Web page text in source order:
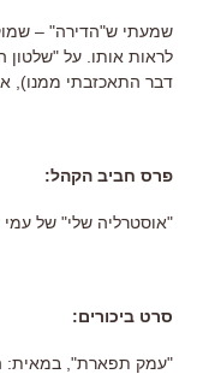
לראות אותו. על
דבר התאכזבתי ממנו),
פרס חביב הקהל:
"אוסטרליה שלי" של עמי
סרט ביכורים:
"עמק תפארת", במאית: